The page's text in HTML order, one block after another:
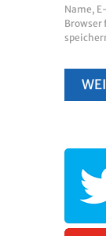
Name,
Browser